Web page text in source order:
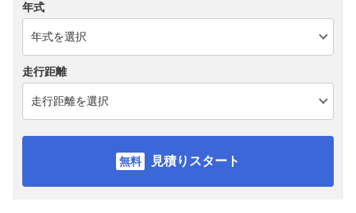
年式
走行距離
見積りスタート